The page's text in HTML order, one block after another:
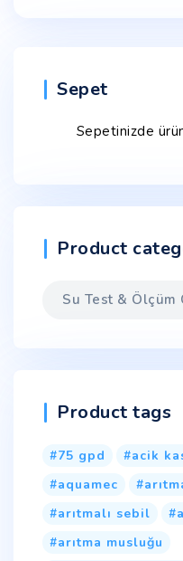
Sepet
Sepetinizde
Product
Product tags
75 gpd acik
aquamec
arıtmalı sebil
arıtma musluğu